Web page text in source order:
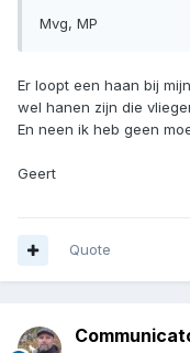
Mvg, MP
Er loopt een haan bij
wel hanen zijn die
En neen ik heb geen
Geert
Quote